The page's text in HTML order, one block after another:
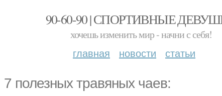
90-60-90 | СПОРТИВНЫЕ
хочешь изменить мир - начни с себя!
главная новости статьи
7 полезных травяных чаев: